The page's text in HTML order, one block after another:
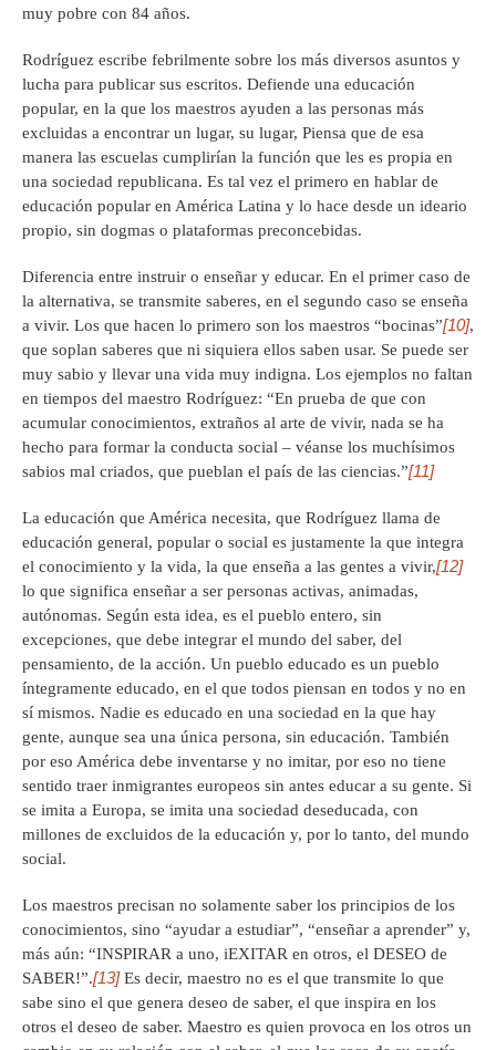
muy pobre con 84 años.
Rodríguez escribe febrilmente sobre los más diversos asuntos y
lucha para publicar sus escritos. Defiende una educación
popular, en la que los maestros ayuden a las personas más
excluidas a encontrar un lugar, su lugar, Piensa que de esa
manera las escuelas cumplirían la función que les es propia en
una sociedad republicana. Es tal vez el primero en hablar de
educación popular en América Latina y lo hace desde un ideario
propio, sin dogmas o plataformas preconcebidas.
Diferencia entre instruir o enseñar y educar. En el primer caso de
la alternativa, se transmite saberes, en el segundo caso se enseña
a vivir. Los que hacen lo primero son los maestros “bocinas”[10],
que soplan saberes que ni siquiera ellos saben usar. Se puede ser
muy sabio y llevar una vida muy indigna. Los ejemplos no faltan
en tiempos del maestro Rodríguez: “En prueba de que con
acumular conocimientos, extraños al arte de vivir, nada se ha
hecho para formar la conducta social – véanse los muchísimos
sabios mal criados, que pueblan el país de las ciencias.”[11]
La educación que América necesita, que Rodríguez llama de
educación general, popular o social es justamente la que integra
el conocimiento y la vida, la que enseña a las gentes a vivir,[12]
lo que significa enseñar a ser personas activas, animadas,
autónomas. Según esta idea, es el pueblo entero, sin
excepciones, que debe integrar el mundo del saber, del
pensamiento, de la acción. Un pueblo educado es un pueblo
íntegramente educado, en el que todos piensan en todos y no en
sí mismos. Nadie es educado en una sociedad en la que hay
gente, aunque sea una única persona, sin educación. También
por eso América debe inventarse y no imitar, por eso no tiene
sentido traer inmigrantes europeos sin antes educar a su gente. Si
se imita a Europa, se imita una sociedad deseducada, con
millones de excluidos de la educación y, por lo tanto, del mundo
social.
Los maestros precisan no solamente saber los principios de los
conocimientos, sino “ayudar a estudiar”, “enseñar a aprender” y,
más aún: “INSPIRAR a uno, iEXITAR en otros, el DESEO de
SABER!”.[13]Es decir, maestro no es el que transmite lo que
sabe sino el que genera deseo de saber, el que inspira en los
otros el deseo de saber. Maestro es quien provoca en los otros un